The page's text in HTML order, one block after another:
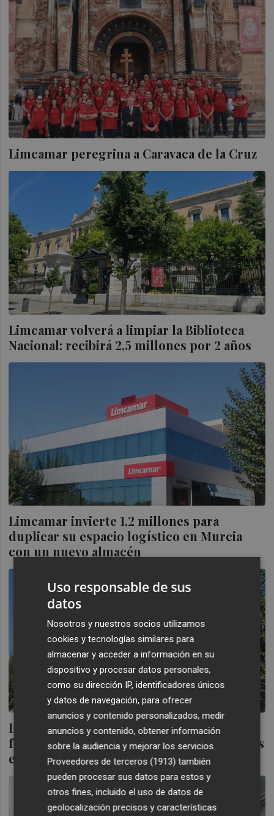
Limcamar peregrina a Caravaca de la Cruz
Limcamar volverá a limpiar la Biblioteca
Nacional: recibirá 2,5 millones por 2 años
Limcamar invierte 1,2 millones para
duplicar su espacio logístico en Murcia
con un nuevo almacén
Limcamar prevé incrementar su
facturación hasta los 135 millones de euros
en 2024
Uso responsable de sus
datos
Nosotros y nuestros socios utilizamos
cookies y tecnologías similares para
almacenar y acceder a información en su
dispositivo y procesar datos personales,
como su dirección IP, identificadores únicos
y datos de navegación, para ofrecer
anuncios y contenido personalizados, medir
anuncios y contenido, obtener información
sobre la audiencia y mejorar los servicios.
Proveedores de terceros (1913) también
pueden procesar sus datos para estos y
otros fines, incluido el uso de datos de
geolocalización precisos y características